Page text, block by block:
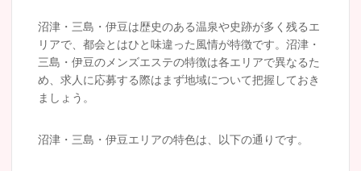
沼津・三島・伊豆は歴史のある温泉や史跡が多く残るエ
リアで、都会とはひと味違った風情が特徴です。沼津・
三島・伊豆のメンズエステの特徴は各エリアで異なるた
め、求人に応募する際はまず地域について把握しておき
ましょう。
沼津・三島・伊豆エリアの特色は、以下の通りです。